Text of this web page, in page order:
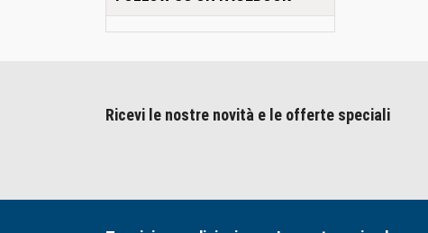
Ricevi le nostre novità e le offerte speciali